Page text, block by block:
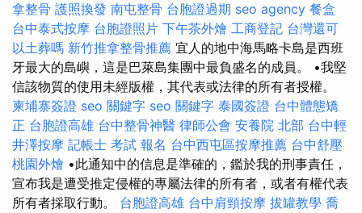
拿整骨 護照換發 南屯整骨 台胞證過期 seo agency 餐盒
台中泰式按摩 台胞證照片 下午茶外燴 工商登記 台灣還可
以土葬嗎 新竹推拿整骨推薦 宜人的地中海馬略卡島是西班
牙最大的島嶼，這是巴萊島集團中最負盛名的成員。 •我堅
信該物質的使用未經版權，其代表或法律的所有者授權。
柬埔寨簽證 seo 關鍵字 seo 關鍵字 泰國簽證 台中體態矯
正 台胞證高雄 台中整骨神醫 律師公會 安養院 北部 台中輕
井澤按摩 記帳士 考試 報名 台中西屯區按摩推薦 台中舒壓
桃園外燴 •此通知中的信息是準確的，鑑於我的刑事責任，
宣布我是遭受推定侵權的專屬法律的所有者，或者有權代表
所有者採取行動。 台胞證高雄 台中肩頸按摩 拔罐教學 喬